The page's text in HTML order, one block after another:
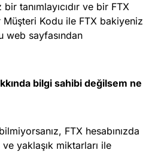
tanımlayıcıdır ve bir FTX
Müşteri Kodu ile FTX bakiyeniz
web sayfasından
bilgi sahibi değilsem ne
FTX hesabınızda
yaklaşık miktarları ile